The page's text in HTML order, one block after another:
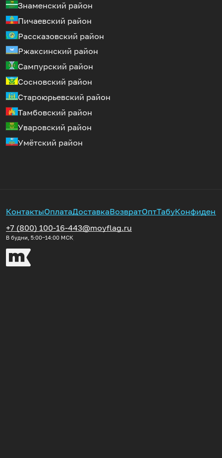
Знаменский район
Пичаевский район
Рассказовский район
Ржаксинский район
Сампурский район
Сосновский район
Староюрьевский район
Тамбовский район
Уваровский район
Умётский район
КонтактыОплатаДоставкаВозвратОптТабу
+7 (800) 100-16-44
В будни, 5:00‒14:00 МСК
3@moyflag.ru